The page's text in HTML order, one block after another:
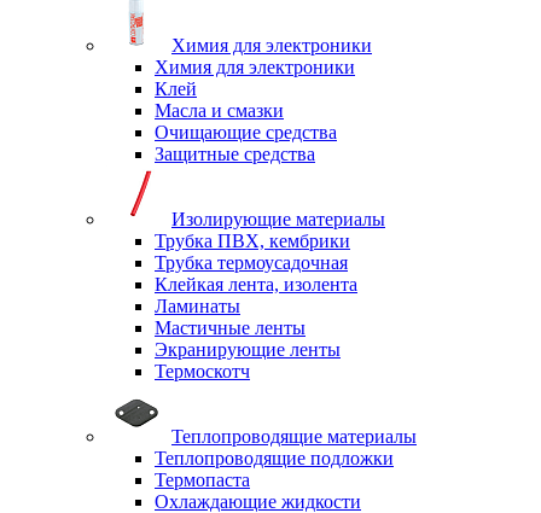
Химия для электроники
Химия для электроники
Клей
Масла и смазки
Очищающие средства
Защитные средства
Изолирующие материалы
Трубка ПВХ, кембрики
Трубка термоусадочная
Клейкая лента, изолента
Ламинаты
Мастичные ленты
Экранирующие ленты
Термоскотч
Теплопроводящие материалы
Теплопроводящие подложки
Термопаста
Охлаждающие жидкости